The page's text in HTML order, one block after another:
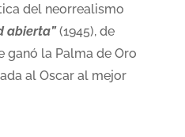
del neorrealismo
abierta”(1945), de
ganó la Palma de Oro
al Oscar al mejor